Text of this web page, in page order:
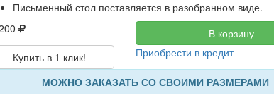
Письменный стол поставляется в разобранном виде.
В корзину
Купить в 1 клик!
Приобрести в кредит
МОЖНО ЗАКАЗАТЬ СО СВОИМИ РАЗМЕРАМИ